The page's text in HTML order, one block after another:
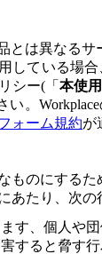
品とは異なる
している場
シー(「本使
。
ォーム規約が
ものにする
あたり、次の
す、個人や団
すると脅す行